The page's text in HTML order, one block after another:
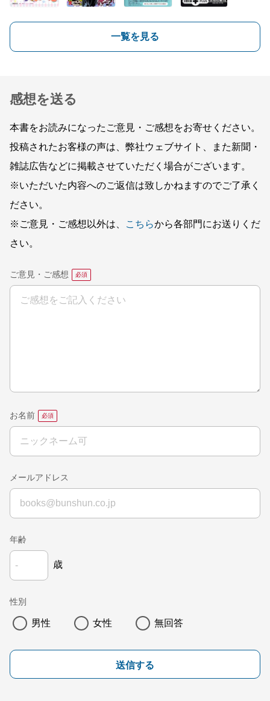
一覧を見る
感想を送る
本書をお読みになったご意見・ご感想をお寄せください。
投稿されたお客様の声は、弊社ウェブサイト、また新聞・
雑誌広告などに掲載させていただく場合がございます。
※いただいた内容へのご返信は致しかねますのでご了承く
ださい。
※ご意見・ご感想以外は、
こちらから各部門にお送りくだ
さい。
ご意見・ご感想
お名前
メールアドレス
年齢
歳
性別
男性 女性 無回答
送信する